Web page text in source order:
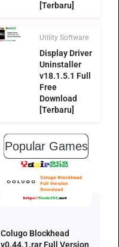
[Terbaru]
Utility Software
Display Driver
Uninstaller
v18.1.5.1 Full
Free
Download
[Terbaru]
Popular Games
Colugo Blockhead
v0.44.1.rar Full Version